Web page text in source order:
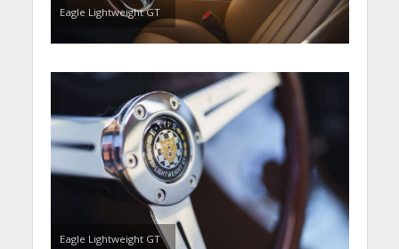
Eagle Lightweight GT
Eagle Lightweight GT